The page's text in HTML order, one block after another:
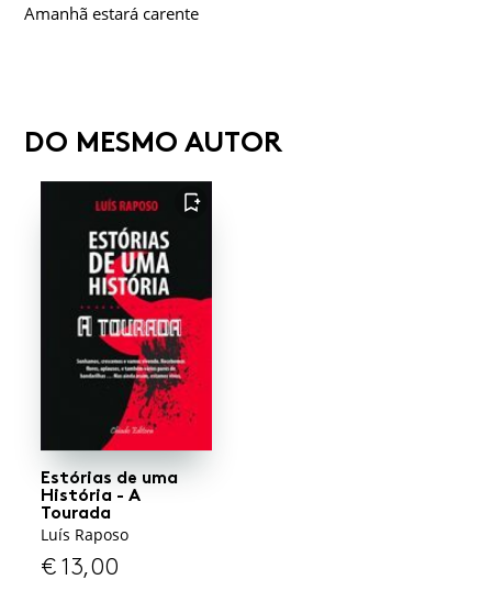
Amanhã estará carente
DO MESMO AUTOR
FAVORITO
Estórias de uma
História - A
Tourada
Luís Raposo
€13,00